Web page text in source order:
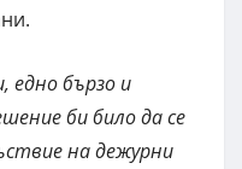
едно бързо и
би било да се
на дежурни